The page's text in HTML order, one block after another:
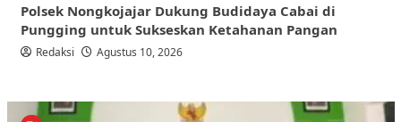
Polsek Nongkojajar Dukung Budidaya Cabai di
Pungging untuk Sukseskan Ketahanan Pangan
Redaksi Agustus 10, 2026